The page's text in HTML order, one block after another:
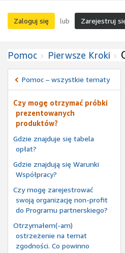
Zaloguj się lub Zarejestruj
Pomoc Pierwsze Kroki
Pomoc – wszystkie tematy
Czy mogę otrzymać próbki
prezentowanych
produktów?
Gdzie znajduje się tabela
opłat?
Gdzie znajdują się Warunki
Współpracy?
Czy mogę zarejestrować
swoją organizację non-profit
do Programu partnerskiego?
Otrzymałem(-am)
ostrzeżenie na temat
zgodności. Co powinno